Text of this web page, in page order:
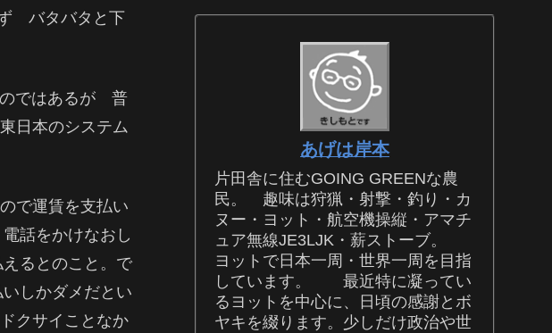
バタバタと下
のではあるが 普
日本のシステム
で運賃を支払い
話をかけなおし
るとのこと。で
しかダメだとい
クサイことなか
あげは岸本
片田舎に住むGOING GREENな農
民。 趣味は狩猟・射撃・釣り・カ
ヌー・ヨット・航空機操縦・アマチ
ュア無線JE3LJK・薪ストーブ。
ヨットで日本一周・世界一周を目指
しています。 最近特に凝ってい
るヨットを中心に、日頃の感謝とボ
ヤキを綴ります。少しだけ政治や世